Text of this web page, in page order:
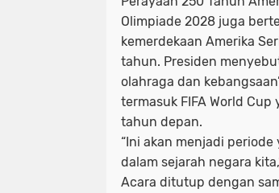
Olimpiade 2028 juga
kemerdekaan Amerika
tahun. Presiden
olahraga dan
termasuk FIFA World
tahun depan.
“Ini akan menjadi
dalam sejarah negara
Acara ditutup dengan